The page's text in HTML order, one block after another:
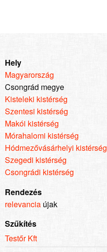
Hely
Magyarország
Csongrád megye
Kisteleki kistérség
Szentesi kistérség
Makói kistérség
Mórahalomi kistérség
Hódmezővásárhelyi kistérség
Szegedi kistérség
Csongrádi kistérség
Rendezés
relevancia újak
Szűkítés
Testőr Kft